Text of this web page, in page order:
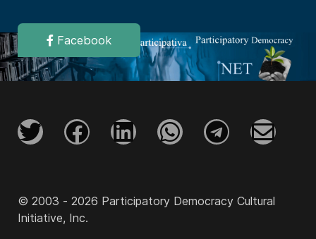
Facebook
© 2003 - 2026 Participatory Democracy Cultural
Initiative, Inc.